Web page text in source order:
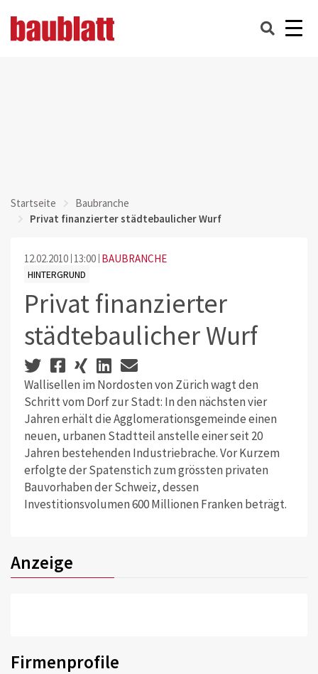
Startseite
Baubranche
Privat finanzierter städtebaulicher Wurf
12.02.2010 13:00 BAUBRANCHE
HINTERGRUND
Privat finanzierter
städtebaulicher Wurf
Wallisellen im Nordosten von Zürich wagt den
Schritt vom Dorf zur Stadt: In den nächsten vier
Jahren erhält die Agglomerationsgemeinde einen
neuen, urbanen Stadtteil anstelle einer seit 20
Jahren bestehenden Industriebrache. Vor Kurzem
erfolgte der Spatenstich zum grössten privaten
Bauvorhaben der Schweiz, dessen
Investitionsvolumen 600 Millionen Franken beträgt.
Anzeige
Firmenprofile